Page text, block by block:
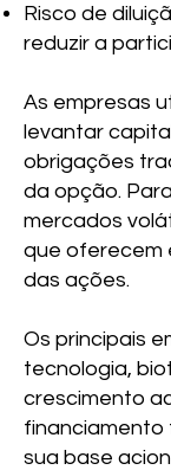
Risco de
reduzir a
As empresas
levantar
obrigações
da opção.
mercados
que oferecem
das ações.
Os principais
tecnologia,
crescimento
financiamento
sua base